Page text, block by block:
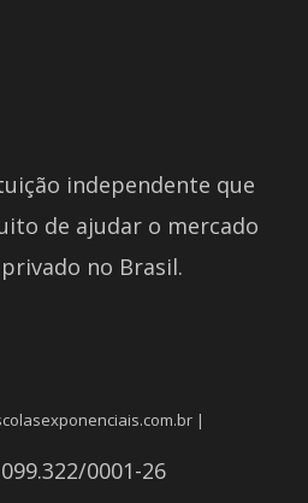
independente que
de ajudar o mercado
no Brasil.
|
0001-26